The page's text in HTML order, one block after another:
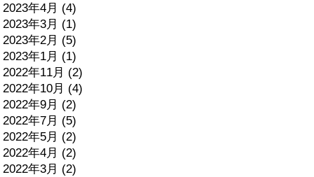
2023年4月 (4)
2023年3月 (1)
2023年2月 (5)
2023年1月 (1)
2022年11月 (2)
2022年10月 (4)
2022年9月 (2)
2022年7月 (5)
2022年5月 (2)
2022年4月 (2)
2022年3月 (2)